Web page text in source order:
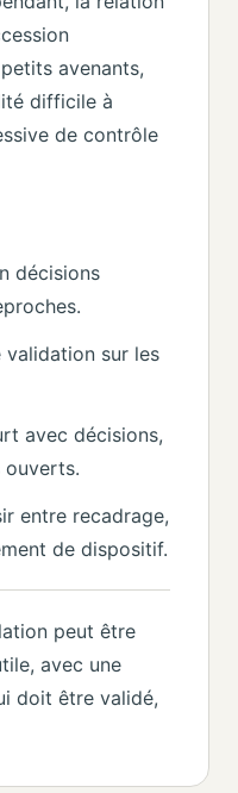
avenants,
difficile à
de contrôle
décisions
validation sur les
avec décisions,
ouverts.
entre recadrage,
de dispositif.
peut être
avec une
doit être validé,